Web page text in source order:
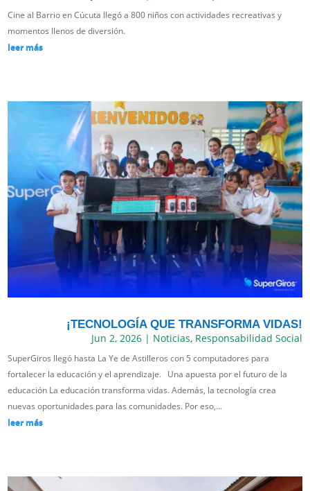
Cine al Barrio en Cúcuta llegó a 800 niños con actividades recreativas y
momentos llenos de diversión.
leer más
¡TECNOLOGÍA QUE TRANSFORMA VIDAS!
Jun 2, 2026| Noticias, Responsabilidad Social
SuperGiros llegó hasta La Ye de Astilleros con 5 computadores para
fortalecer la educación y el aprendizaje. Una apuesta por el futuro de la
educación La educación transforma vidas. Además, la tecnología crea
nuevas oportunidades para las comunidades. Por eso,...
leer más